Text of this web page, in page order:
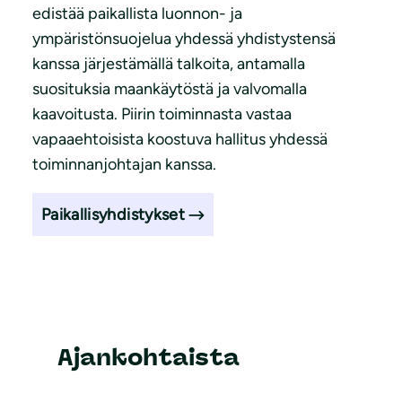
edistää paikallista luonnon- ja
ympäristönsuojelua yhdessä yhdistystensä
kanssa järjestämällä talkoita, antamalla
suosituksia maankäytöstä ja valvomalla
kaavoitusta. Piirin toiminnasta vastaa
vapaaehtoisista koostuva hallitus yhdessä
toiminnanjohtajan kanssa.
Paikallisyhdistykset
Ajankohtaista